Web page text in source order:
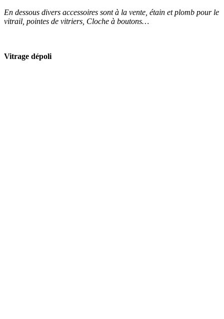
En dessous divers accessoires sont à la vente, étain et plomb pour le
vitrail, pointes de vitriers, Cloche à boutons…
Vitrage dépoli